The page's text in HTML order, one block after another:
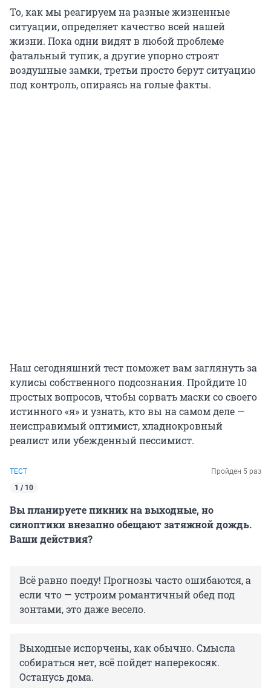
То, как мы реагируем на разные жизненные
ситуации, определяет качество всей нашей
жизни. Пока одни видят в любой проблеме
фатальный тупик, а другие упорно строят
воздушные замки, третьи просто берут ситуацию
под контроль, опираясь на голые факты.
Наш сегодняшний тест поможет вам заглянуть за
кулисы собственного подсознания. Пройдите 10
простых вопросов, чтобы сорвать маски со своего
истинного «я» и узнать, кто вы на самом деле —
неисправимый оптимист, хладнокровный
реалист или убежденный пессимист.
ТЕСТ
Пройден 5 раз
1 / 10
Вы планируете пикник на выходные, но
синоптики внезапно обещают затяжной дождь.
Ваши действия?
Всё равно поеду! Прогнозы часто ошибаются, а
если что — устроим романтичный обед под
зонтами, это даже весело.
Выходные испорчены, как обычно. Смысла
собираться нет, всё пойдет наперекосяк.
Останусь дома.